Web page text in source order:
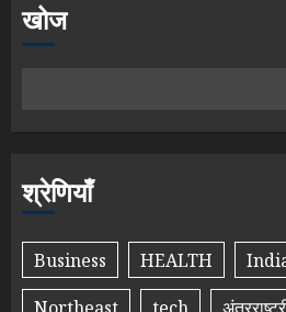
खोज
श्रेणियाँ
Business HEALTH